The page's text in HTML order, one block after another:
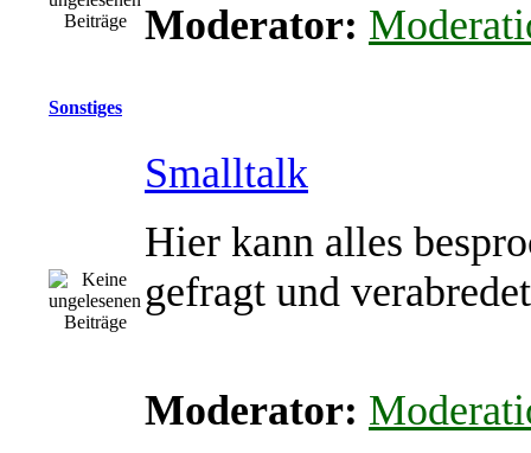
Moderator:
Sonstiges
Smalltalk
Hier kann alles
gefragt und
Moderator: